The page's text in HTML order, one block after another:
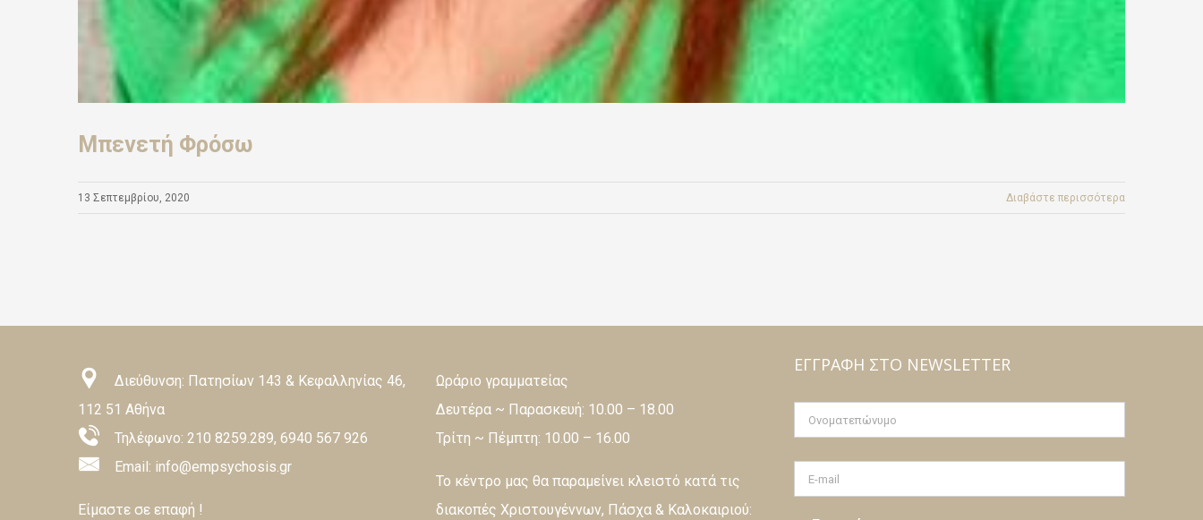
Μπενετή Φρόσω
13 Σεπτεμβρίου, 2020 Διαβάστε περισσότερα
Διεύθυνση: Πατησίων 143 & Κεφαλληνίας 46,
112 51 Αθήνα
Τηλέφωνο: 210 8259.289, 6940 567 926
Email: info@empsychosis.gr
Είμαστε σε επαφή !
Ωράριο γραμματείας
Δευτέρα ~ Παρασκευή: 10.00 – 18.00
Τρίτη ~ Πέμπτη: 10.00 – 16.00
Το κέντρο μας θα παραμείνει κλειστό κατά τις
διακοπές Χριστουγέννων, Πάσχα & Καλοκαιριού:
ΕΓΓΡΑΦΉ ΣΤΟ NEWSLETTER